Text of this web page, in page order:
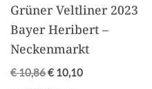
Grüner Veltliner 2023
Bayer Heribert –
Neckenmarkt
€10,86€ 10,10